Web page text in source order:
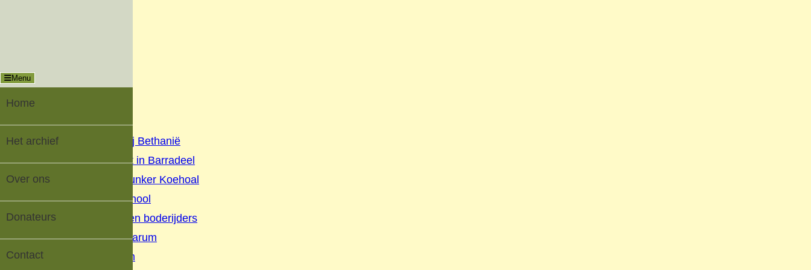
Home
Het archief
▼
Geschiedenis Nij Bethanië
Oorlog en verzet in Barradeel
Geschiedenis Bunker Koehoal
Buurtschap Koehool
Beurtschippers en boderijders
Kaatsen Tzummarum
V.V. Tzummarum
Menu
Home
Het archief
Over ons
Donateurs
Contact